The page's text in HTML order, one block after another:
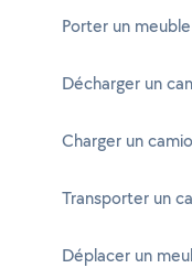
Porter un meuble
Décharger un
Charger un
Transporter un
Déplacer un